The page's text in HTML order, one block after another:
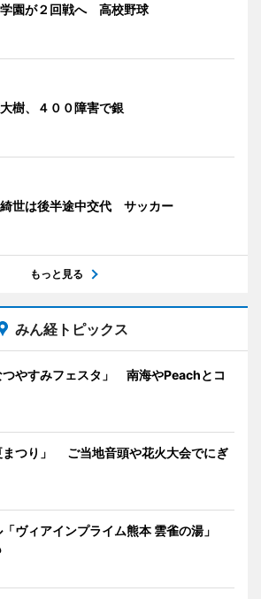
学園が２回戦へ 高校野球
樹、４００障害で銀
綺世は後半途中交代 サッカー
もっと見る
みん経トピックス
つやすみフェスタ」 南海やPeachとコ
まつり」 ご当地音頭や花火大会でにぎ
ヴィアインプライム熊本 雲雀の湯」